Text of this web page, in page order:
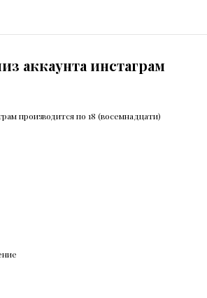
аккаунта инстаграм
производится по 18 (восемнадцати)